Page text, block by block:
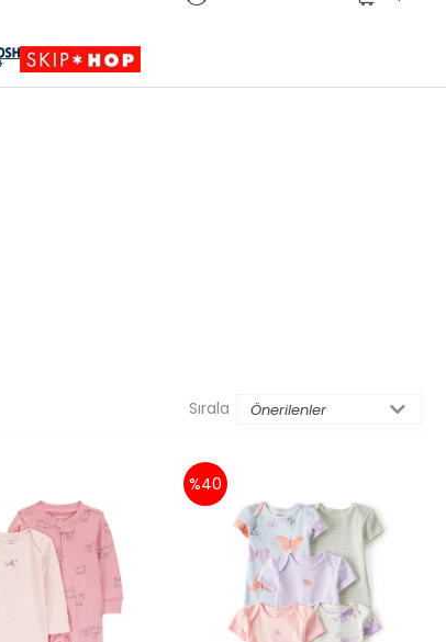
Sırala
%40